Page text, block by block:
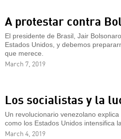
A protestar contra
El presidente de Brasil, Jair
Estados Unidos, y debemos
que merece.
March 7, 2019
Los socialistas y la
Un revolucionario venezolano
como los Estados Unidos intensifica
March 4, 2019